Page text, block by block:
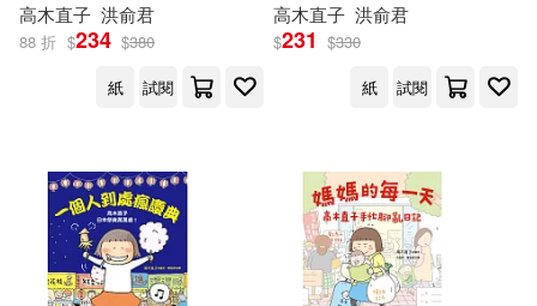
高木直子 洪俞君
88 折 $234 $380
紙
試閱
高木直子 洪俞君
$231 $330
紙
試閱